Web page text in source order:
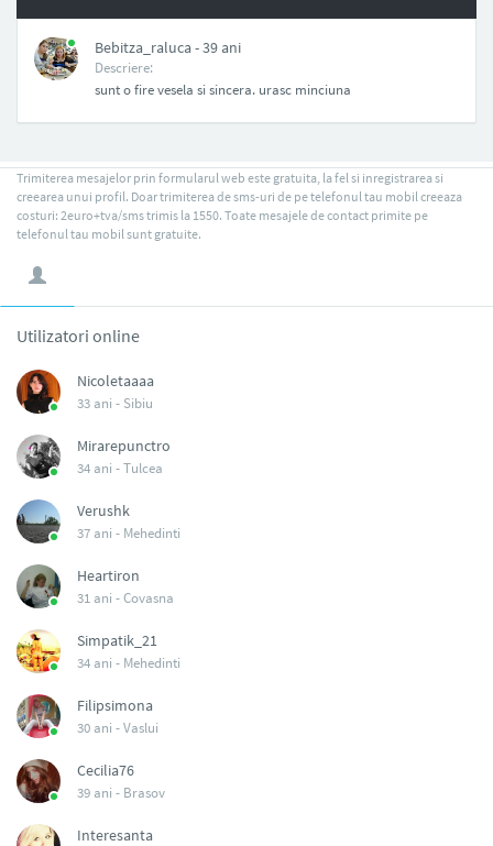
Bebitza_raluca - 39 ani
Descriere:
sunt o fire vesela si sincera. urasc minciuna
Trimiterea mesajelor prin formularul web este gratuita, la fel si inregistrarea si
creearea unui profil. Doar trimiterea de sms-uri de pe telefonul tau mobil creeaza
costuri: 2euro+tva/sms trimis la 1550. Toate mesajele de contact primite pe
telefonul tau mobil sunt gratuite.
Utilizatori online
Nicoletaaaa
33 ani - Sibiu
Mirarepunctro
34 ani -Tulcea
Verushk
37 ani - Mehedinti
Heartiron
31 ani -Covasna
Simpatik_21
34 ani - Mehedinti
Filipsimona
30 ani -Vaslui
Cecilia76
39 ani - Brasov
Interesanta